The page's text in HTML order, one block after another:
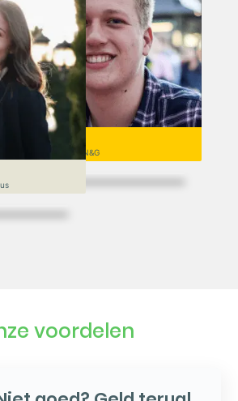
Niek
VWO 6, N&T/N&G
voordelen